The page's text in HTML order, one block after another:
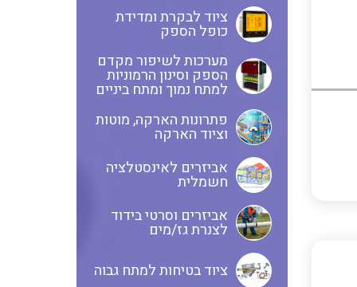
איסוף נתונים על צריכת החשמל
ושידורם באלחוטי
אביזרי סימון וחיווט לחוטים
וכבלים
פסי צבירה 25 עד 6000 אמפר
כלי עבודה
ממסרים גובה נוזל להתקנה על פס
דין
ספקי כח לפס דין חד פאזי / תלת
פאזי בזיווד מתכתי / פלסטי
מ"מ
תיבות לחצנים תעשייתיים
ציוד לבקרת ומדידת
כופל הספק
מערכות לשיפור מקדם
הספק וסינון הרמוניות
למתח נמוך ומתח ביניים
פתרונות הארקה, מוטות
וציוד הארקה
אביזרים לאינסטלציה
חשמלית
אביזרים וסרטי בידוד
לצנרת גז/מים
ציוד בטיחות למתח גבוה